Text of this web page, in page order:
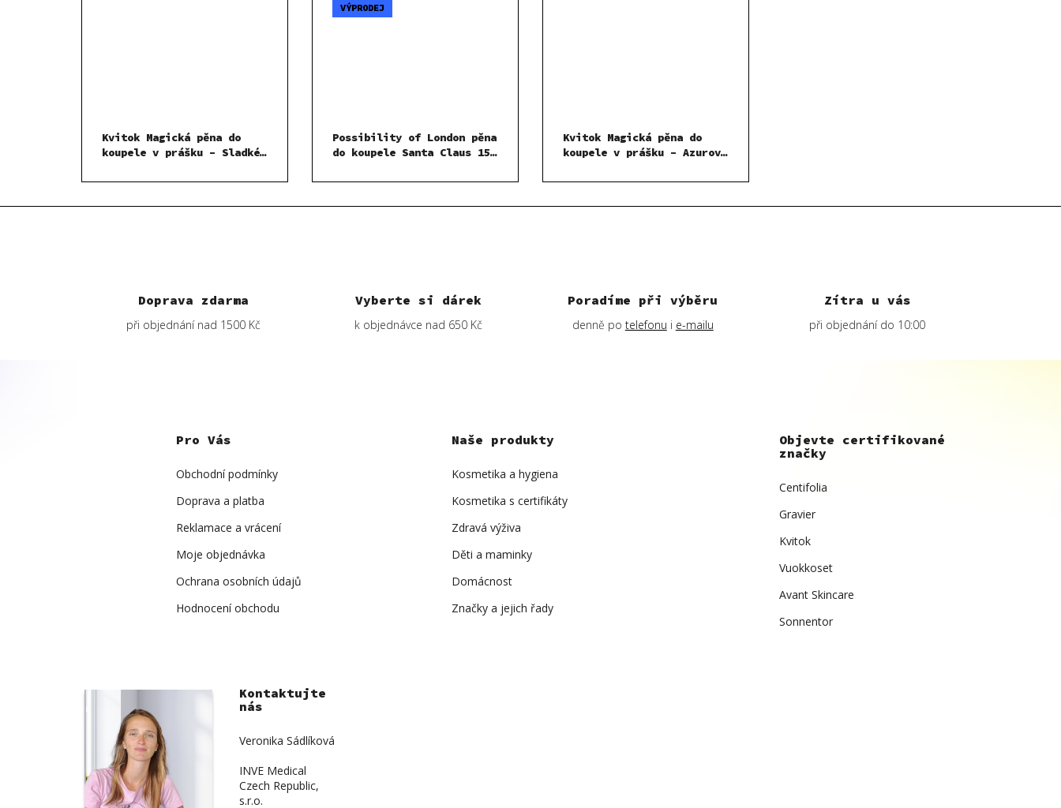
Doprava zdarma
při objednání nad 1500 Kč
Vyberte si dárek
k objednávce nad 650 Kč
Poradíme při výběru
denně po telefonu i e-mailu
Zítra u vás
při objednání do 10:00
Kvitok Magická pěna do
koupele v prášku – Sladké
VÝPRODEJ
Possibility of London pěna
do koupele Santa Claus 150
Kvitok Magická pěna do
koupele v prášku – Azurové
Pro Vás
Obchodní podmínky
Doprava a platba
Reklamace a vrácení
Moje objednávka
Ochrana osobních údajů
Hodnocení obchodu
Naše produkty
Kosmetika a hygiena
Kosmetika s certifikáty
Zdravá výživa
Děti a maminky
Domácnost
Značky a jejich řady
Objevte certifikované
značky
Centifolia
Gravier
Kvitok
Vuokkoset
Avant Skincare
Sonnentor
Kontaktujte
nás
Veronika Sádlíková
INVE Medical
Czech Republic,
s.r.o.